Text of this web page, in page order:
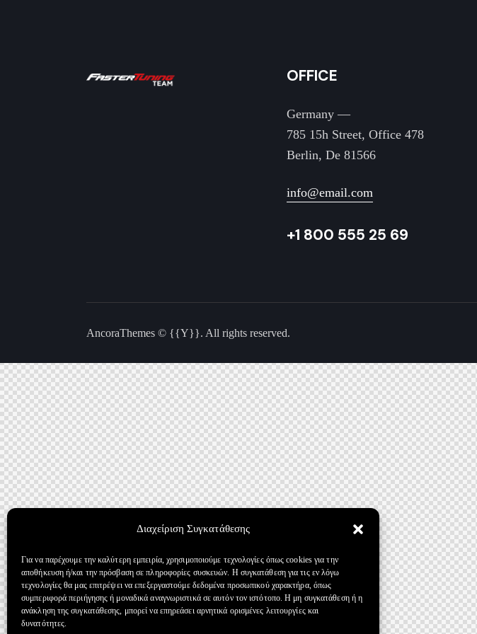
Διαχείριση Συγκατάθεσης
Για να παρέχουμε την καλύτερη εμπειρία, χρησιμοποιούμε τεχνολογίες όπως cookies για την
αποθήκευση ή/και την πρόσβαση σε πληροφορίες συσκευών. Η συγκατάθεση για τις εν λόγω
τεχνολογίες θα μας επιτρέψει να επεξεργαστούμε δεδομένα προσωπικού χαρακτήρα, όπως
συμπεριφορά περιήγησης ή μοναδικά αναγνωριστικά σε αυτόν τον ιστότοπο. Η μη συγκατάθεση ή η
ανάκληση της συγκατάθεσης, μπορεί να επηρεάσει αρνητικά ορισμένες λειτουργίες και
δυνατότητες.
OFFICE
Germany —
785 15h Street, Office 478
Berlin, De 81566
info@email.com
+1 800 555 25 69
AncoraThemes © {{Y}}. All rights reserved.